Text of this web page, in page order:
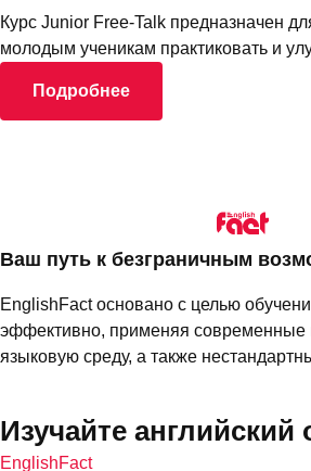
Курс Junior Free-Talk предназначен
молодым ученикам практиковать и
Подробнее
Ваш путь к безграничным
EnglishFact основано с целью
эффективно, применяя современные
языковую среду, а также
Изучайте английский
EnglishFact